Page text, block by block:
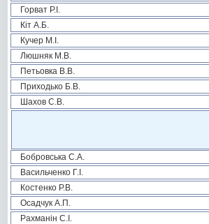
Горват Р.І.
Кіт А.Б.
Кучер М.І.
Люшняк М.В.
Петьовка В.В.
Приходько Б.В.
Шахов С.В.
Бобровська С.А.
Васильченко Г.І.
Костенко Р.В.
Осадчук А.П.
Рахманін С.І.